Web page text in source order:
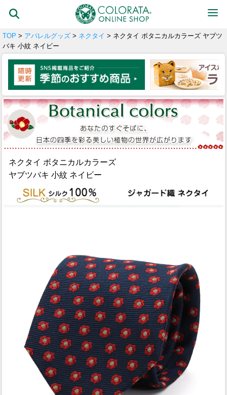
TOP > アパレルグッズ > ネクタイ > ネクタイ ボタニカルカラーズ ヤブツ
バキ 小紋 ネイビー
ネクタイ ボタニカルカラーズ
ヤブツバキ 小紋 ネイビー